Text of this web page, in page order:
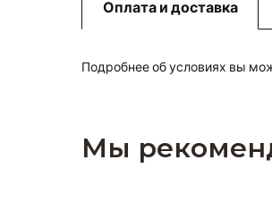
Оплата и доставка
Подробнее об условиях вы
Мы